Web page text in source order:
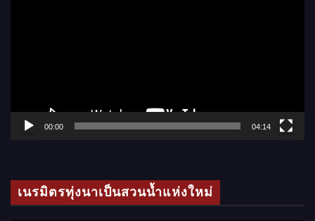
โ
00:00 04:14
เนรมิตรทุ่งนาเป็นสวนน้ำแห่งใหม่